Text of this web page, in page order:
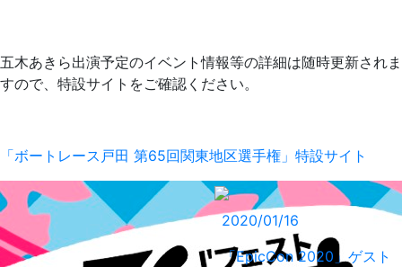
五木あきら出演予定のイベント情報等の詳細は随時更新されま
すので、特設サイトをご確認ください。
「ボートレース戸田 第65回関東地区選手権」特設サイト
2020/01/16
「EpicCon 2020」ゲスト